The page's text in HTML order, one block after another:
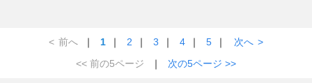
< 前へ ｜ 1 ｜ 2 ｜ 3 ｜ 4 ｜ 5 ｜ 次へ >
<< 前の5ページ
｜ 次の5ページ >>